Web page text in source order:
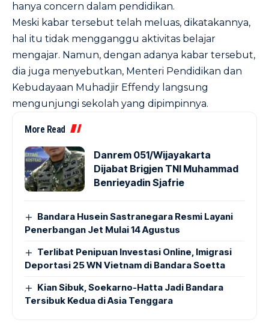
hanya concern dalam pendidikan.
Meski kabar tersebut telah meluas, dikatakannya,
hal itu tidak mengganggu aktivitas belajar
mengajar. Namun, dengan adanya kabar tersebut,
dia juga menyebutkan, Menteri Pendidikan dan
Kebudayaan Muhadjir Effendy langsung
mengunjungi sekolah yang dipimpinnya.
More Read
Danrem 051/Wijayakarta
Dijabat Brigjen TNI Muhammad
Benrieyadin Sjafrie
Bandara Husein Sastranegara Resmi Layani
Penerbangan Jet Mulai 14 Agustus
Terlibat Penipuan Investasi Online, Imigrasi
Deportasi 25 WN Vietnam di Bandara Soetta
Kian Sibuk, Soekarno-Hatta Jadi Bandara
Tersibuk Kedua di Asia Tenggara